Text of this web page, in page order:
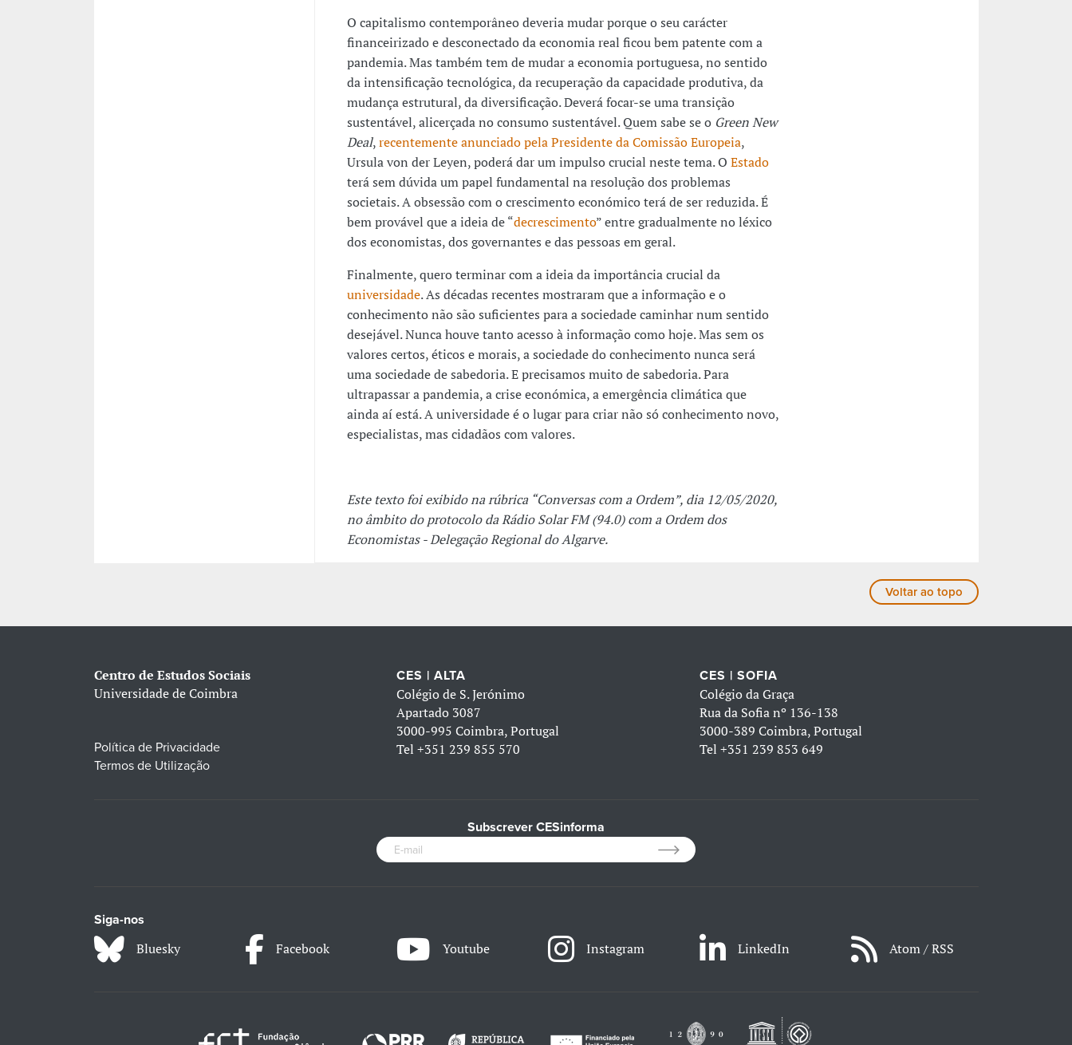
O capitalismo contemporâneo deveria mudar porque o seu carácter
financeirizado e desconectado da economia real ficou bem patente com a
pandemia. Mas também tem de mudar a economia portuguesa, no sentido
da intensificação tecnológica, da recuperação da capacidade produtiva, da
mudança estrutural, da diversificação. Deverá focar-se uma transição
sustentável, alicerçada no consumo sustentável. Quem sabe se o Green New
Deal,recentemente anunciado pela Presidente da Comissão Europeia,
Ursula von der Leyen, poderá dar um impulso crucial neste tema. O Estado
terá sem dúvida um papel fundamental na resolução dos problemas
societais. A obsessão com o crescimento económico terá de ser reduzida. É
bem provável que a ideia de “decrescimento” entre gradualmente no léxico
dos economistas, dos governantes e das pessoas em geral.
Finalmente, quero terminar com a ideia da importância crucial da
universidade. As décadas recentes mostraram que a informação e o
conhecimento não são suficientes para a sociedade caminhar num sentido
desejável. Nunca houve tanto acesso à informação como hoje. Mas sem os
valores certos, éticos e morais, a sociedade do conhecimento nunca será
uma sociedade de sabedoria. E precisamos muito de sabedoria. Para
ultrapassar a pandemia, a crise económica, a emergência climática que
ainda aí está. A universidade é o lugar para criar não só conhecimento novo,
especialistas, mas cidadãos com valores.
Este texto foi exibido na rúbrica “Conversas com a Ordem”, dia 12/05/2020,
no âmbito do protocolo da Rádio Solar FM (94.0) com a Ordem dos
Economistas - Delegação Regional do Algarve.
Voltar ao topo
Centro de Estudos Sociais
Universidade de Coimbra
Política de Privacidade
Termos de Utilização
CES | ALTA
Colégio de S. Jerónimo
Apartado 3087
3000-995 Coimbra, Portugal
Tel+351 239 855 570
CES | SOFIA
Colégio da Graça
Rua da Sofia nº 136-138
3000-389 Coimbra, Portugal
Tel +351 239 853 649
Subscrever CESinforma
Siga-nos
Bluesky Facebook Youtube Instagram LinkedIn Atom / RSS